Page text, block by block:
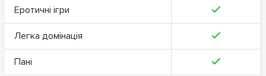
Еротичні ігри
Легка домінація
Пані